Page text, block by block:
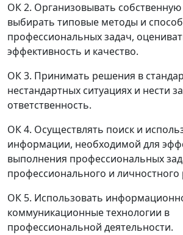
ОК 2. Организовывать собственную
выбирать типовые методы и
профессиональных задач,
эффективность и качество.
ОК 3. Принимать решения в
нестандартных ситуациях и нести
ответственность.
ОК 4. Осуществлять поиск и
информации, необходимой для
выполнения профессиональных
профессионального и личностного
ОК 5. Использовать
коммуникационные технологии в
профессиональной деятельности.